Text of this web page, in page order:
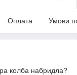
Оплата Умови
колба набридла?